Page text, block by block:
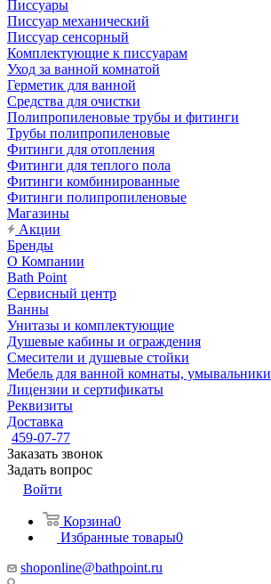
Писсуары
Писсуар механический
Писсуар сенсорный
Комплектующие к писсуарам
Уход за ванной комнатой
Герметик для ванной
Средства для очистки
Полипропиленовые трубы и фитинги
Трубы полипропиленовые
Фитинги для отопления
Фитинги для теплого пола
Фитинги комбинированные
Фитинги полипропиленовые
Магазины
Акции
Бренды
О Компании
Bath Point
Сервисный центр
Ванны
Унитазы и комплектующие
Душевые кабины и ограждения
Смесители и душевые стойки
Мебель для ванной комнаты, умывальники
Лицензии и сертификаты
Реквизиты
Доставка
459-07-77
Заказать звонок
Задать вопрос
Войти
Корзина0
Избранные товары0
shoponline@bathpoint.ru